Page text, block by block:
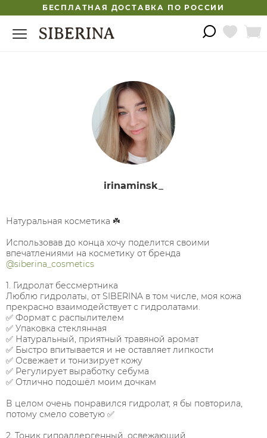
БЕСПЛАТНАЯ ДОСТАВКА ПО РОССИИ
irinaminsk_
Натуральная косметика ☘️
Использовав до конца хочу поделится своими
впечатлениями на косметику от бренда
@siberina_cosmetics
1. Гидролат бессмертника
Люблю гидролаты, от SIBERINA в том числе, моя кожа
прекрасно взаимодействует с гидролатами.
✅ Формат с распылителем
✅ Упаковка стеклянная
✅ Натуральный, приятный травяной аромат
✅ Быстро впитывается и не оставляет липкости
✅ Освежает и тонизирует кожу
✅ Регулирует выработку себума
✅ Отлично подошёл моим дочкам
В целом очень понравился гидролат, я бы повторила,
потому смело советую ✅
2. Тоник гипоаллергенный, освежающий